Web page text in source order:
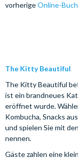
vorherigeOnline-
The Kitty Beautiful
The Kitty Beautiful
ist ein brandneues
eröffnet wurde.
Kombucha, Snacks
und spielen Sie mit
nennen.
Gäste zahlen eine